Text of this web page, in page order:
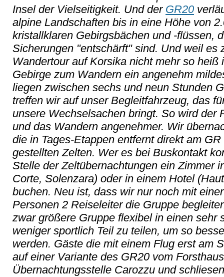
Insel der Vielseitigkeit. Und der GR20
alpine Landschaften bis in eine Höhe von
kristallklaren Gebirgsbächen und -flüssen,
Sicherungen "entschärft" sind. Und weil es
Wandertour auf Korsika nicht mehr so heiß
Gebirge zum Wandern ein angenehm
liegen zwischen sechs und neun Stunden
treffen wir auf unser Begleitfahrzeug, das
unsere Wechselsachen bringt. So wird der
und das Wandern angenehmer. Wir
die in Tages-Etappen entfernt direkt am
gestellten Zelten. Wer es bei Buskontakt
Stelle der Zeltübernachtungen ein Zimmer
Corte, Solenzara) oder in einem Hotel
buchen. Neu ist, dass wir nur noch mit
Personen 2 Reiseleiter die Gruppe
zwar größere Gruppe flexibel in einen sehr
weniger sportlich Teil zu teilen, um so
werden. Gäste die mit einem Flug erst am
auf einer Variante des GR20 vom
Übernachtungsstelle Carozzu und